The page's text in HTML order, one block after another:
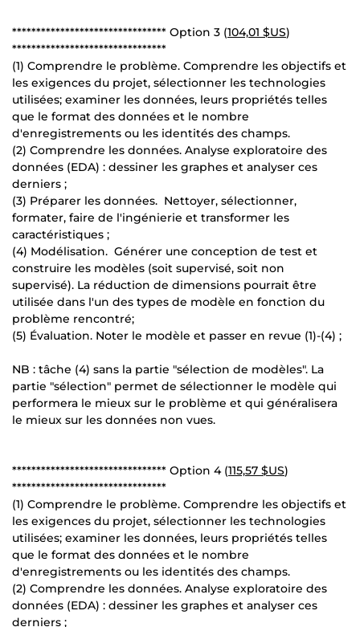
******************************** Option 3 (104,01 $US)
********************************
(1) Comprendre le problème. Comprendre les objectifs et
les exigences du projet, sélectionner les technologies
utilisées; examiner les données, leurs propriétés telles
que le format des données et le nombre
d'enregistrements ou les identités des champs.
(2) Comprendre les données. Analyse exploratoire des
données (EDA) : dessiner les graphes et analyser ces
derniers ;
(3) Préparer les données. Nettoyer, sélectionner,
formater, faire de l'ingénierie et transformer les
caractéristiques ;
(4) Modélisation. Générer une conception de test et
construire les modèles (soit supervisé, soit non
supervisé). La réduction de dimensions pourrait être
utilisée dans l'un des types de modèle en fonction du
problème rencontré;
(5) Évaluation. Noter le modèle et passer en revue (1)-(4) ;
NB : tâche (4) sans la partie "sélection de modèles". La
partie "sélection" permet de sélectionner le modèle qui
performera le mieux sur le problème et qui généralisera
le mieux sur les données non vues.
******************************** Option 4 (115,57 $US)
********************************
(1) Comprendre le problème. Comprendre les objectifs et
les exigences du projet, sélectionner les technologies
utilisées; examiner les données, leurs propriétés telles
que le format des données et le nombre
d'enregistrements ou les identités des champs.
(2) Comprendre les données. Analyse exploratoire des
données (EDA) : dessiner les graphes et analyser ces
derniers ;